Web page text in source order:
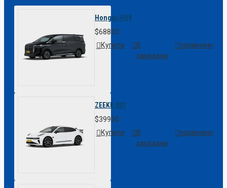
Hongqi HQ9
$68800
Купити
В
закладки
порівняння
ZEEKR 001
$39900
Купити
В
закладки
порівняння